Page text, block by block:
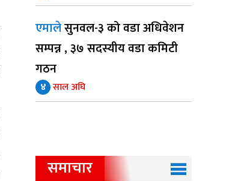
एमालेसुनवल-३ को वडा अधिवेशन
सम्पन्न , ३७ सदस्यीय वडा कमिटी
गठन
४ साल अघि
समाचार